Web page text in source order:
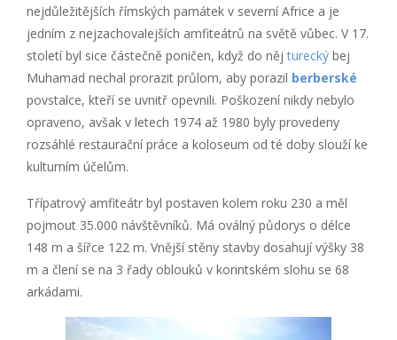
nejdůležitějších římských památek v severní Africe a je
jedním z nejzachovalejších amfiteátrů na světě vůbec. V 17.
století byl sice částečně poničen, když do nějturecký bej
Muhamad nechal prorazit průlom, aby porazil berberské
povstalce, kteří se uvnitř opevnili. Poškození nikdy nebylo
opraveno, avšak v letech 1974 až 1980 byly provedeny
rozsáhlé restaurační práce a koloseum od té doby slouží ke
kulturním účelům.
Třípatrový amfiteátr byl postaven kolem roku 230 a měl
pojmout 35.000 návštěvníků. Má oválný půdorys o délce
148 m a šířce 122 m. Vnější stěny stavby dosahují výšky 38
m a člení se na 3 řady oblouků v korintském slohu se 68
arkádami.